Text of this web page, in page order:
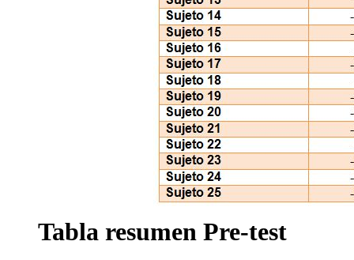
Tabla resumen Pre-test